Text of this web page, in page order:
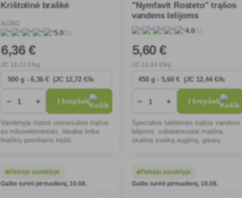
Krištolinė braškė
AGRO
5.0(5)
6,36 €
12 ,72 €/kg
− + Į krepšelį
Vandenyje tirpios universalios trąšos
su mikroelementais, idealiai tinka
braškių pasėliams tręšti.
"Nymfavit Rosteto" trąšos
vandens lelijoms
4.0(1)
5,60 €
12 ,44 €/kg
− + Į krepšelį
Specialios tabletinės trąšos vandens
lelijoms, subalansuotai maitina,
skatina sveiką augimą, gausų
Tiekėjo sandėlyje
Galite turėti pirmadienį, 10.08.
Tiekėjo sandėlyje
Galite turėti pirmadienį, 10.08.